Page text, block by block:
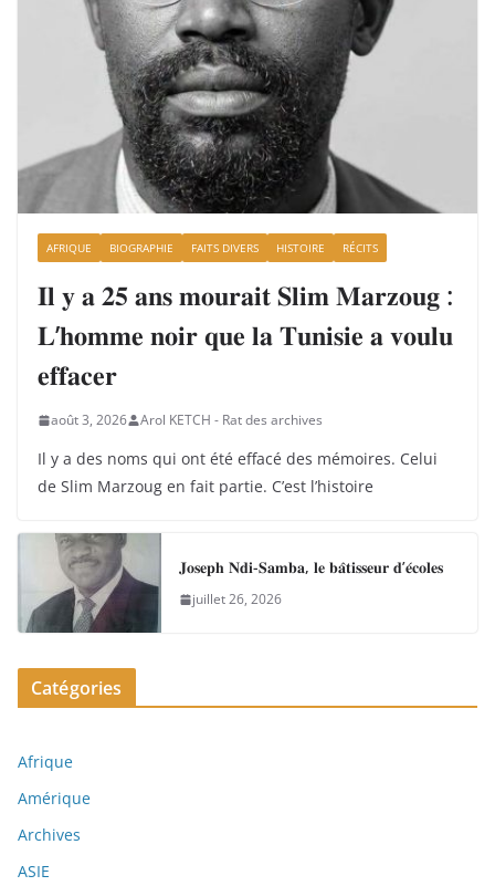
AFRIQUE BIOGRAPHIE FAITS DIVERS HISTOIRE RÉCITS
𝐈𝐥 𝐲 𝐚 𝟐𝟓 𝐚𝐧𝐬 𝐦𝐨𝐮𝐫𝐚𝐢𝐭 𝐒𝐥𝐢𝐦 𝐌𝐚𝐫𝐳𝐨𝐮𝐠 :
𝐋’𝐡𝐨𝐦𝐦𝐞 𝐧𝐨𝐢𝐫 𝐪𝐮𝐞 𝐥𝐚 𝐓𝐮𝐧𝐢𝐬𝐢𝐞 𝐚 𝐯𝐨𝐮𝐥𝐮
𝐞𝐟𝐟𝐚𝐜𝐞𝐫
août 3, 2026 Arol KETCH - Rat des archives
Il y a des noms qui ont été effacé des mémoires. Celui
de Slim Marzoug en fait partie. C’est l’histoire
𝐉𝐨𝐬𝐞𝐩𝐡 𝐍𝐝𝐢-𝐒𝐚𝐦𝐛𝐚, 𝐥𝐞 𝐛𝐚̂𝐭𝐢𝐬𝐬𝐞𝐮𝐫 𝐝’𝐞́𝐜𝐨𝐥𝐞𝐬
juillet 26, 2026
Catégories
Afrique
Amérique
Archives
ASIE